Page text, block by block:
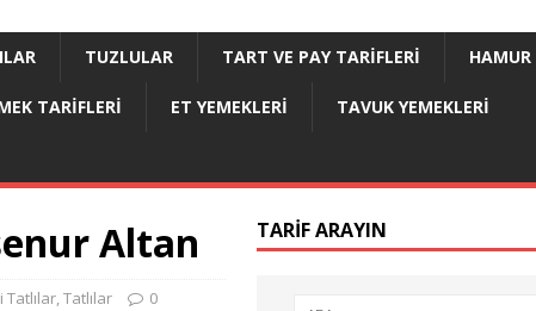
TUZLULAR TART VE PAY TARIFLERI HAMUR
TARIFLERI ET YEMEKLERI TAVUK YEMEKLERI
Altan
Tatlılar,Tatlılar 0
TARIF ARAYIN